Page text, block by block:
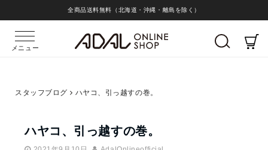
全商品送料無料（北海道・沖縄・離島を除く）
メニュー
スタッフブログ ハヤコ、引っ越すの巻。
ハヤコ、引っ越すの巻。